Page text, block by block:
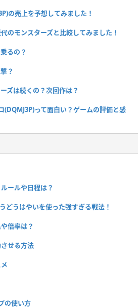
の売上を予想してみました！
のモンスターズと比較してみました！
るの？
？
ズは続くの？次回作は？
(DQMJ3P)って面白い？ゲームの評価と感
ールや日程は？
どうはやいを使った強すぎる戦法！
倍率は？
せる方法
の使い方